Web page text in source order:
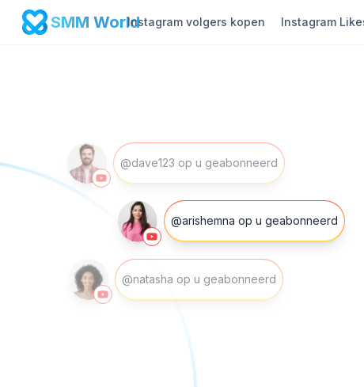
SMM WorldInstagram volgers kopen Instagram
@dave123 op u geabonneerd
@arishemna op u geabonneerd
@natasha op u geabonneerd